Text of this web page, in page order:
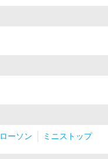
ローソン ミニストップ